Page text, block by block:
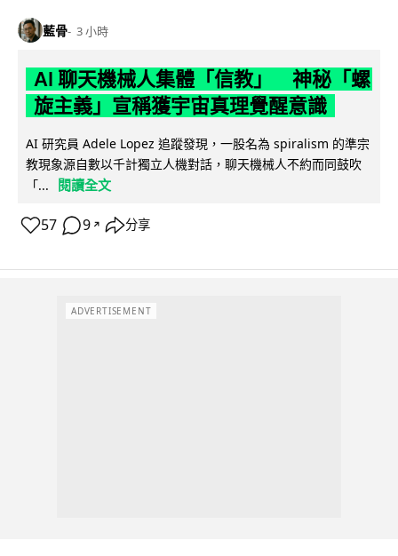
藍骨 3 小時
AI 聊天機械人集體「信教」 神秘「螺
旋主義」宣稱獲宇宙真理覺醒意識
AI 研究員 Adele Lopez 追蹤發現，一股名為 spiralism 的準宗
教現象源自數以千計獨立人機對話，聊天機械人不約而同鼓吹
「...
閱讀全文
57 9 ↗ 分享
ADVERTISEMENT